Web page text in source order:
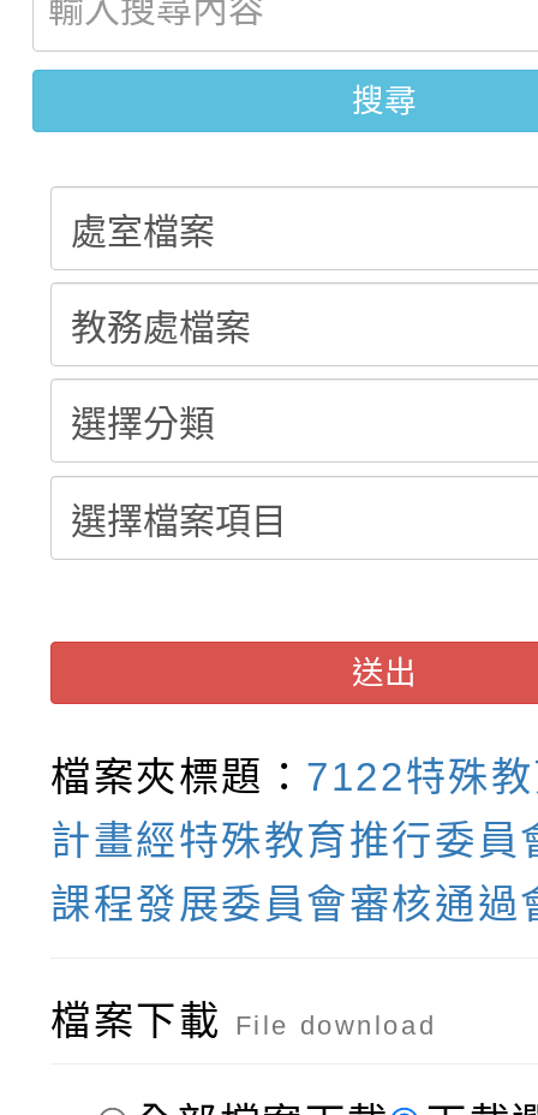
站幸福系列講座及成長
報，惠請貴機關(學校)
宣導。
結果
【甄選結果(第10招)】
學年度第1學期第7次
【甄選結果(第2招)】
結果(第2招)
9月16日本府B2大禮堂
1次會員大會暨第7屆會
函轉運動部全民運動署
推動社區運動俱樂部營
計畫」1 份，請踴躍報
權責核予出席人員公(
桃園區第七屆教育盃羽
【甄選結果(第9招)】
學年度第1學期第7次代
結果(第9招)
搜尋
送出
檔案夾標題： 7122特殊
計畫經特殊教育推行委員
課程發展委員會審核通過
檔案下載 File download